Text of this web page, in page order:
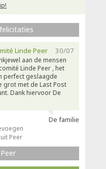
30/07
Linde Peer
aan de mensen
Linde Peer , het
perfect geslaagde
grot met de Last Post
Dank hiervoor De
De familie
Peer